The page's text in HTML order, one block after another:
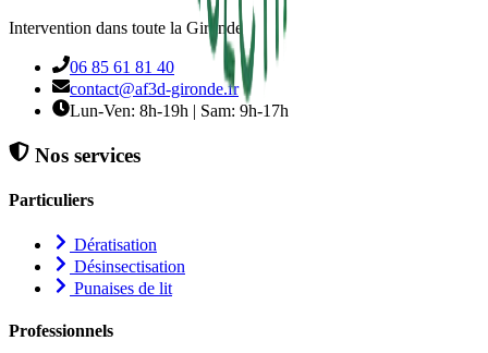
Intervention dans toute la Gironde
06 85 61 81 40
contact@af3d-gironde.fr
Lun-Ven: 8h-19h | Sam: 9h-17h
Nos services
Particuliers
Dératisation
Désinsectisation
Punaises de lit
Professionnels